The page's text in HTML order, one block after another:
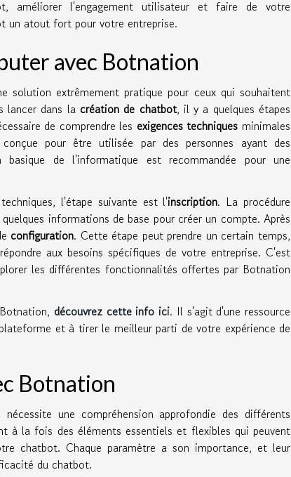
améliorer l'engagement utilisateur et faire de votre
un atout fort pour votre entreprise.
avec Botnation
solution extrêmement pratique pour ceux qui souhaitent
lancer dans la création de chatbot, il y a quelques étapes
de comprendre les exigences techniques minimales
pour être utilisée par des personnes ayant des
basique de l'informatique est recommandée pour une
l'étape suivante est l'inscription. La procédure
informations de base pour créer un compte. Après
configuration. Cette étape peut prendre un certain temps,
aux besoins spécifiques de votre entreprise. C'est
les différentes fonctionnalités offertes par Botnation
découvrez cette info ici. Il s'agit d'une ressource
et à tirer le meilleur parti de votre expérience de
Botnation
une compréhension approfondie des différents
à la fois des éléments essentiels et flexibles qui peuvent
chatbot. Chaque paramètre a son importance, et leur
du chatbot.